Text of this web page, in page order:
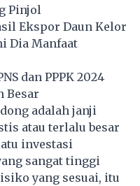
Pinjol
Ekspor Daun Kelor
Dia Manfaat
dan PPPK 2024
Besar
adalah janji
atau terlalu besar
investasi
sangat tinggi
yang sesuai, itu